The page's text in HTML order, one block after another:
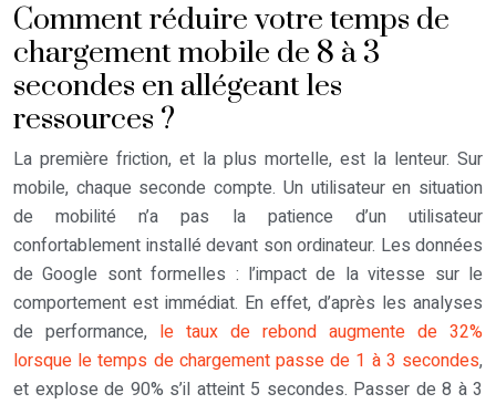
Comment réduire votre temps de
chargement mobile de 8 à 3
secondes en allégeant les
ressources ?
La première friction, et la plus mortelle, est la lenteur. Sur
mobile, chaque seconde compte. Un utilisateur en situation
de mobilité n’a pas la patience d’un utilisateur
confortablement installé devant son ordinateur. Les données
de Google sont formelles : l’impact de la vitesse sur le
comportement est immédiat. En effet, d’après les analyses
de performance, le taux de rebond augmente de 32%
lorsque le temps de chargement passe de 1 à 3 secondes,
et explose de 90% s’il atteint 5 secondes. Passer de 8 à 3